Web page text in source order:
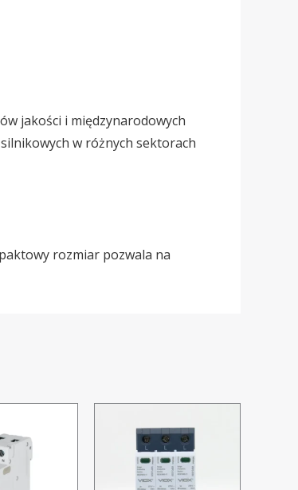
jakości i międzynarodowych
w różnych sektorach
rozmiar pozwala na